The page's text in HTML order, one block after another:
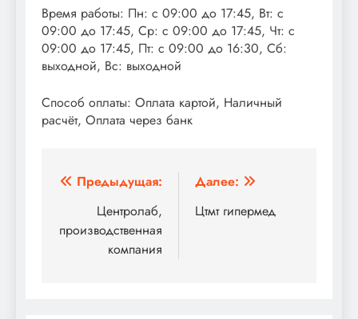
Время работы: Пн: с 09:00 до 17:45, Вт: с
09:00 до 17:45, Ср: с 09:00 до 17:45, Чт: с
09:00 до 17:45, Пт: с 09:00 до 16:30, Сб:
выходной, Вс: выходной
Способ оплаты: Оплата картой, Наличный
расчёт, Оплата через банк
Навигация
записям
Предыдущая:
Центролаб,
производственная
компания
Далее:
Цтмт гипермед